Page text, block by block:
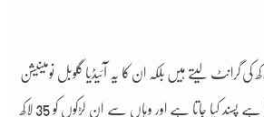
گرانٹ لیتے ہیں بلکہ ان کا یہ آئیڈیا گلوبل نومینیشن
کے لیے شارٹ لسٹ ہوتا ہے پسند کیا جاتا ہے اور وہاں سے ان لڑکوں کو 35 لاکھ